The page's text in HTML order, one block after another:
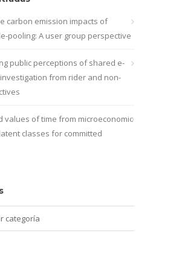
carbon emission impacts of
pooling: A user group perspective
public perceptions of shared e-
from rider and non-
values of time from microeconomic
classes for committed